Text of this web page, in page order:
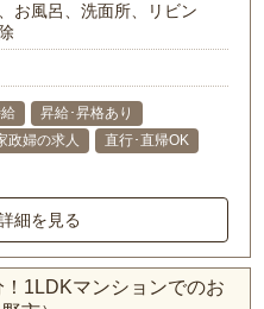
お風呂、洗面所、リビン
昇給･昇格あり
政婦の求人
直行･直帰OK
細を見る
1LDKマンションでのお